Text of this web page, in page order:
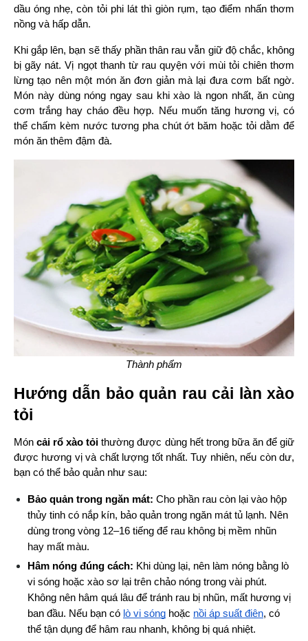
dầu óng nhẹ, còn tỏi phi lát thì giòn rụm, tạo điểm nhấn thơm
nồng và hấp dẫn.
Khi gắp lên, bạn sẽ thấy phần thân rau vẫn giữ độ chắc, không
bị gãy nát. Vị ngọt thanh từ rau quyện với mùi tỏi chiên thơm
lừng tạo nên một món ăn đơn giản mà lại đưa cơm bất ngờ.
Món này dùng nóng ngay sau khi xào là ngon nhất, ăn cùng
cơm trắng hay cháo đều hợp. Nếu muốn tăng hương vị, có
thể chấm kèm nước tương pha chút ớt băm hoặc tỏi dằm để
món ăn thêm đậm đà.
Thành phẩm
Hướng dẫn bảo quản rau cải làn xào
tỏi
Món cải rổ xào tỏi thường được dùng hết trong bữa ăn để giữ
được hương vị và chất lượng tốt nhất. Tuy nhiên, nếu còn dư,
bạn có thể bảo quản như sau:
Bảo quản trong ngăn mát: Cho phần rau còn lại vào hộp
thủy tinh có nắp kín, bảo quản trong ngăn mát tủ lạnh. Nên
dùng trong vòng 12–16 tiếng để rau không bị mềm nhũn
hay mất màu.
Hâm nóng đúng cách: Khi dùng lại, nên làm nóng bằng lò
vi sóng hoặc xào sơ lại trên chảo nóng trong vài phút.
Không nên hâm quá lâu để tránh rau bị nhũn, mất hương vị
ban đầu. Nếu bạn có lò vi sóng hoặc nồi áp suất điện, có
thể tận dụng để hâm rau nhanh, không bị quá nhiệt.